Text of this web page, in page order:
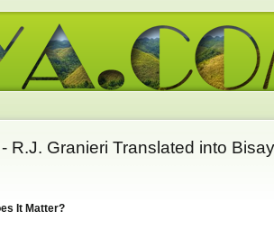
R.J. Granieri Translated into
It Matter?